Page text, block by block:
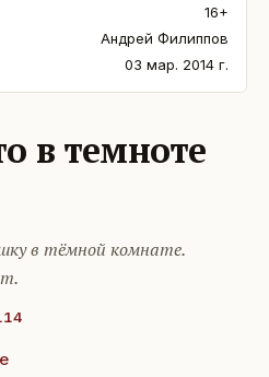
16+
Андрей Филиппов
03 мар. 2014 г.
в темноте
в тёмной комнате.